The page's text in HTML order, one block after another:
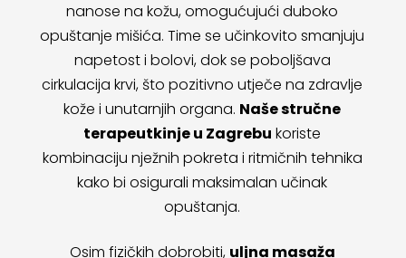
nanose na kožu, omogućujući duboko
opuštanje mišića. Time se učinkovito smanjuju
napetost i bolovi, dok se poboljšava
cirkulacija krvi, što pozitivno utječe na zdravlje
kože i unutarnjih organa. Naše stručne
terapeutkinje u Zagrebu koriste
kombinaciju nježnih pokreta i ritmičnih tehnika
kako bi osigurali maksimalan učinak
opuštanja.
Osim fizičkih dobrobiti, uljna masaža